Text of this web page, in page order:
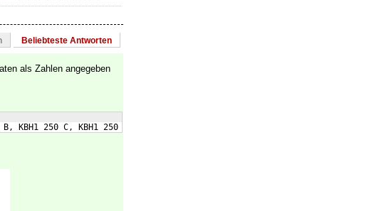
Beliebteste Antworten
als Zahlen angegeben
KBH1 250 C, KBH1 250 D, KBH1 350 A, KBH1 350 B, KBH1 350 C, KBH1 350